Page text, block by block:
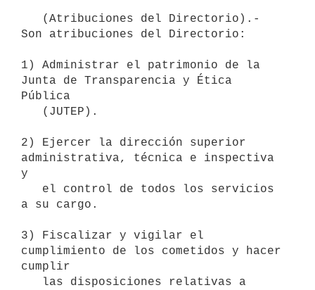
Son atribuciones del Directorio:
1) Administrar el patrimonio de la
Junta de Transparencia y Ética
Pública
2) Ejercer la dirección superior
administrativa, técnica e inspectiva
y
a su cargo.
3) Fiscalizar y vigilar el
cumplimiento de los cometidos y hacer
cumplir